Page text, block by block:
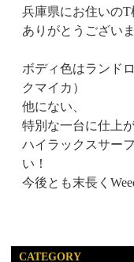
兵庫県にお住いのT
ありがとうござい
ボディ色はランド
クマイカ）
他にない、
特別な一台に仕上
ハイラックスサー
い！
今後とも末長く
CATEGORY